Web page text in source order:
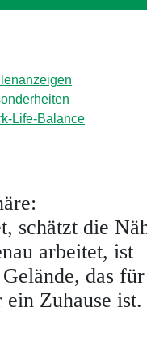
Life-Balance
schätzt die
arbeitet, ist
das
Zuhause ist.